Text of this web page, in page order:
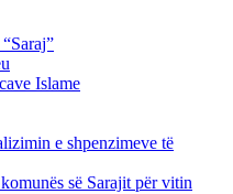
Islame
e shpenzimeve të
së Sarajit për vitin